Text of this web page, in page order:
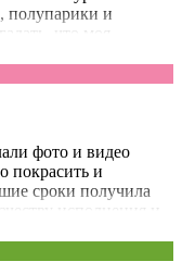
полупарики и
что моя
придётся второй
фото и видео
покрасить и
сроки получила
исполнения и
подогнали по
волос. На работе
время лечения.